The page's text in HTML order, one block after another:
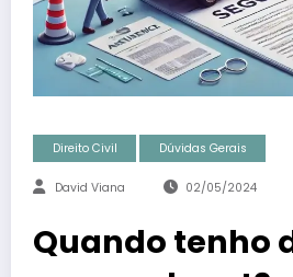
Direito Civil Dúvidas Gerais
David Viana 02/05/2024
Quando tenho